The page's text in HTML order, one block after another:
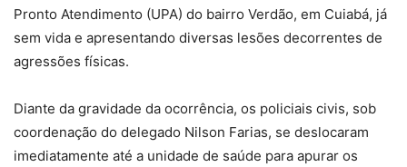
Pronto Atendimento (UPA) do bairro Verdão, em Cuiabá, já
sem vida e apresentando diversas lesões decorrentes de
agressões físicas.
Diante da gravidade da ocorrência, os policiais civis, sob
coordenação do delegado Nilson Farias, se deslocaram
imediatamente até a unidade de saúde para apurar os